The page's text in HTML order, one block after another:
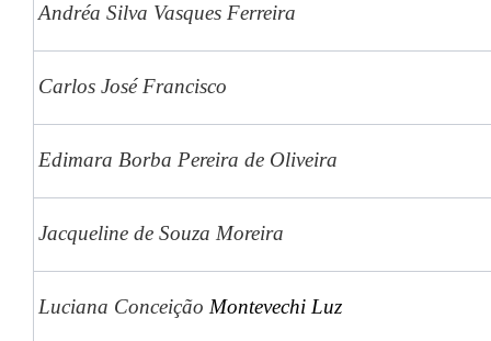
Andréa Silva Vasques Ferreira
Carlos José Francisco
Edimara Borba Pereira de Oliveira
Jacqueline de Souza Moreira
Luciana Conceição Montevechi Luz